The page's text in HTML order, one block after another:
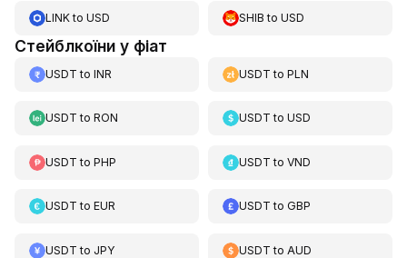
LINKto USD SHIB toUSD
Стейблкоїни у фіат
USDT to INR USDT toPLN
USDT to RON USDT toUSD
USDT to PHP USDT toVND
USDT to EUR USDT toGBP
USDT to JPY USDT to AUD